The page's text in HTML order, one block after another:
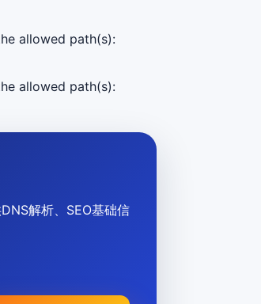
allowed path(s):
allowed path(s):
解析、SEO基础信